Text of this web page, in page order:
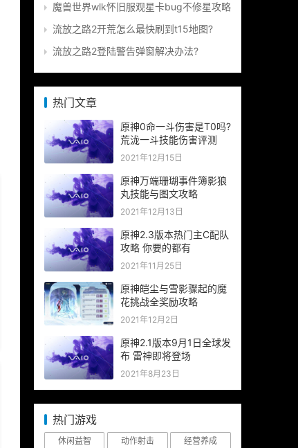
魔兽世界wlk怀旧服观星卡bug不修星攻略
流放之路2开荒怎么最快刷到t15地图?
流放之路2登陆警告弹窗解决办法?
热门文章
原神0命一斗伤害是T0吗?
荒泷一斗技能伤害评测
2021年12月15日
原神万端珊瑚事件簿影狼
丸技能与图文攻略
2021年12月13日
原神2.3版本热门主C配队
攻略 你要的都有
2021年11月25日
原神皑尘与雪影骤起的魔
花挑战全奖励攻略
2021年12月2日
原神2.1版本9月1日全球发
布 雷神即将登场
2021年8月23日
热门游戏
休闲益智 动作射击 经营养成